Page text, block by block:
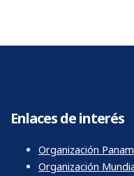
Enlaces de interés
Organización
Organización